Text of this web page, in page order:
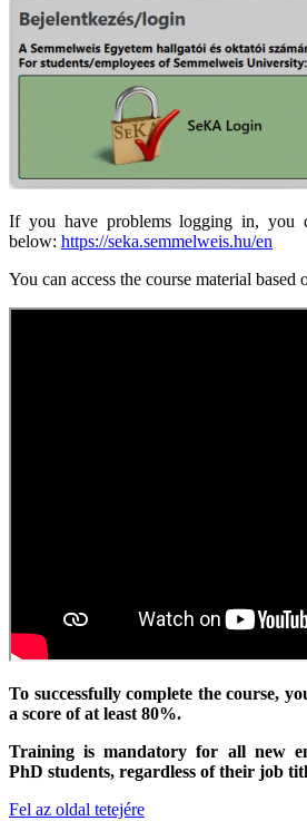
If you have problems logging in, you
below: https://seka.semmelweis.hu/en
You can access the course material
To successfully complete the course,
a score of at least 80%.
Training is mandatory for all new
PhD students, regardless of their job
Fel az oldal tetejére